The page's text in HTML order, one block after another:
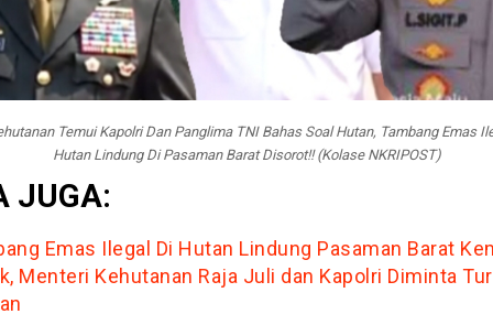
Temui Kapolri Dan Panglima TNI Bahas Soal Hutan, Tambang Emas
Hutan Lindung Di Pasaman Barat Disorot!! (Kolase NKRIPOST)
JUGA:
Emas Ilegal Di Hutan Lindung Pasaman Barat
Menteri Kehutanan Raja Juli dan Kapolri Diminta